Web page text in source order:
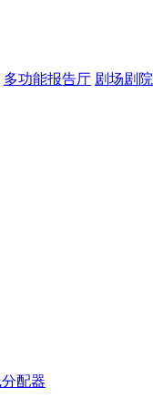
多功能报告厅 剧场剧